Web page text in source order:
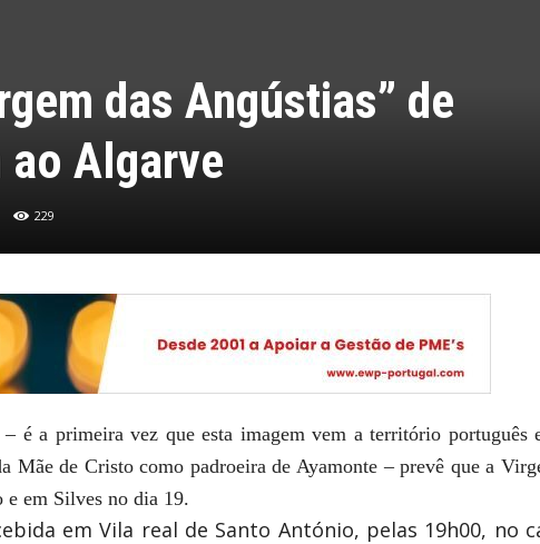
das Angústias” de
Algarve
229
é a primeira vez que esta imagem vem a território português
Mãe de Cristo como padroeira de Ayamonte – prevê que a
e em Silves no dia 19.
em Vila real de Santo António, pelas 19h00, no